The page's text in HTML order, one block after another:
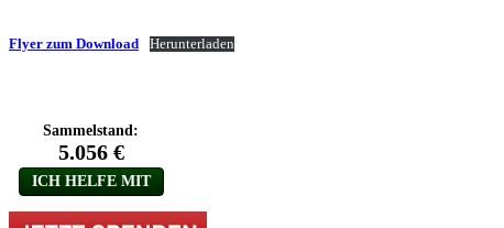
Flyer zum Download Herunterladen